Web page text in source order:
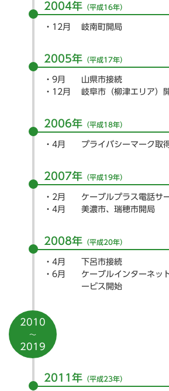
2004年 （平成16年）
12月 岐南町開局
2005年 （平成17年）
9月
山県市接続
12月
岐阜市（柳津エリア）
2006年 （平成18年）
4月 プライバシーマーク取
2007年 （平成19年）
2月
ケーブルプラス電話サ
4月
美濃市、瑞穂市開局
2008年 （平成20年）
4月
下呂市接続
6月
ケーブルインターネッ
ービス開始
2010
～
2019
2011年 （平成23年）